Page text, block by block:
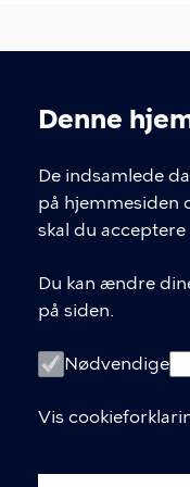
Denne
De indsamlede
på hjemmesiden
skal du
Du kan ændre
på siden.
Nødvendige
Vis